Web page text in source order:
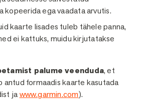
kopeerida ega vaadata arvutis.
kaarte lisades tuleb tähele panna,
ei kattuks, muidu kirjutatakse
palume veenduda, et
antud formaadis kaarte kasutada
jawww.garmin.com).